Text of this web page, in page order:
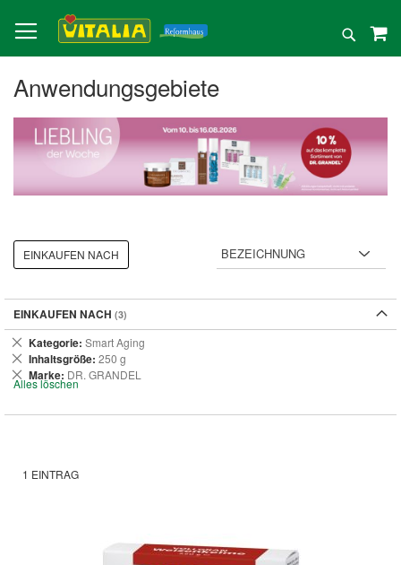
zum
Inhalt
Suche
Anwendungsgebiete
1 EINTRAG
EINKAUFEN NACH
EINKAUFEN NACH
Kategorie Smart Aging
Dies
entfernen
Inhaltsgröße 250 g
Dies
entfernen
Marke DR. GRANDEL
Dies
entfernen
Alles löschen